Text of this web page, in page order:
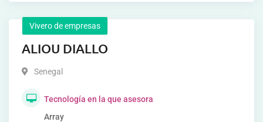
Vivero de empresas
ALIOU DIALLO
Senegal
Tecnología en la que asesora
Array